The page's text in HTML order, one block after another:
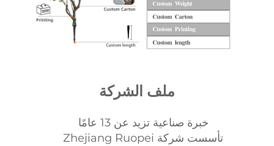
ملف الشركة
خبرة صناعية تزيد عن 13 عامًا
تأسست شركة Zhejiang Ruopei